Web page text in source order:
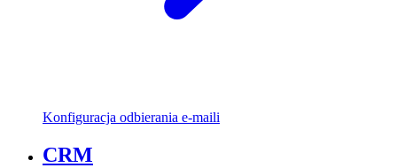
Konfiguracja odbierania e-maili
CRM